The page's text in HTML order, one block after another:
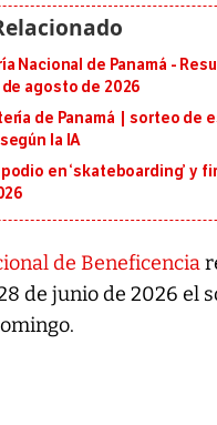
Nacional de Panamá -
agosto de 2026
de Panamá | sorteo de
la IA
podio en ‘skateboarding’ y
de Beneficencia
de junio de 2026 el